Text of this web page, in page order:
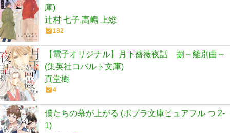
庫)
辻村 七子,高嶋 上総
182
【電子オリジナル】月下薔薇夜話 捌～離別曲～
(集英社コバルト文庫)
真堂樹
4
僕たちの幕が上がる (ポプラ文庫ピュアフル つ 2-
1)